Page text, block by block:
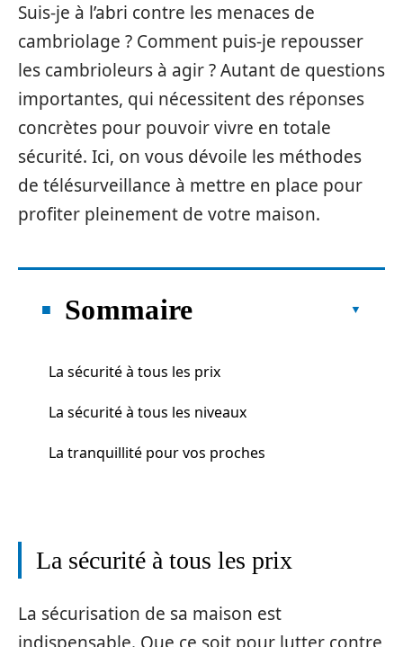
Suis-je à l’abri contre les menaces de
cambriolage ? Comment puis-je repousser
les cambrioleurs à agir ? Autant de questions
importantes, qui nécessitent des réponses
concrètes pour pouvoir vivre en totale
sécurité. Ici, on vous dévoile les méthodes
de télésurveillance à mettre en place pour
profiter pleinement de votre maison.
Sommaire
La sécurité à tous les prix
La sécurité à tous les niveaux
La tranquillité pour vos proches
La sécurité à tous les prix
La sécurisation de sa maison est
indispensable. Que ce soit pour lutter contre